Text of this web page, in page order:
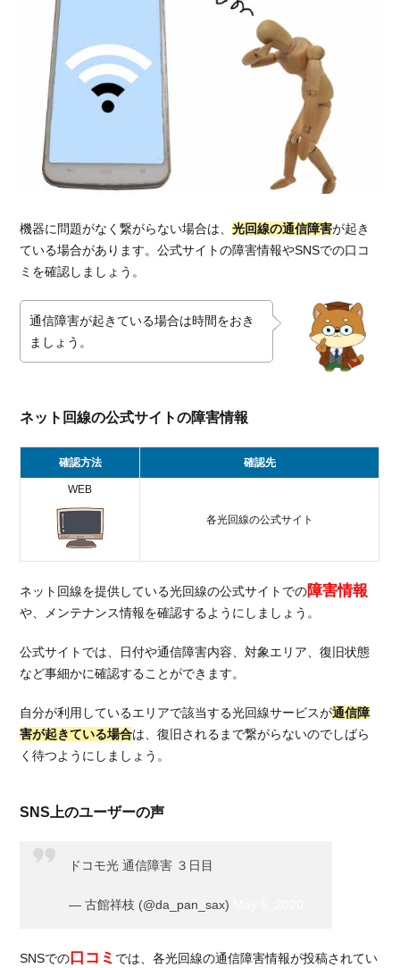
ット
回線
に乗
り換
えて
3.
高
速
通
が
魅
力
の
お
す
す
線
紹
auひ
かり
ドコ
モ光
ソフ
トバ
光
3.4.
NURO
4.
速
通
の
機器に問題がなく繋がらない場合は、光回線の通信障害が起き
ている場合があります。公式サイトの障害情報やSNSでの口コ
ミを確認しましょう。
通信障害が起きている場合は時間をおき
ましょう。
ネット回線の公式サイトの障害情報
確認方法 確認先
WEB
各光回線の公式サイト
ネット回線を提供している光回線の公式サイトでの障害情報
や、メンテナンス情報を確認するようにしましょう。
公式サイトでは、日付や通信障害内容、対象エリア、復旧状態
など事細かに確認することができます。
自分が利用しているエリアで該当する光回線サービスが通信障
害が起きている場合は、復旧されるまで繋がらないのでしばら
く待つようにしましょう。
SNS上のユーザーの声
ドコモ光 通信障害 ３日目
— 古館祥枝 (@da_pan_sax)
SNSでの口コミ では、各光回線の通信障害情報が投稿されてい